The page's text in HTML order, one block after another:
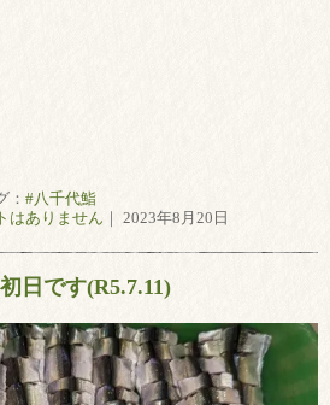
： #八千代鮨
はありません ｜ 2023年8月20日
日です(R5.7.11)